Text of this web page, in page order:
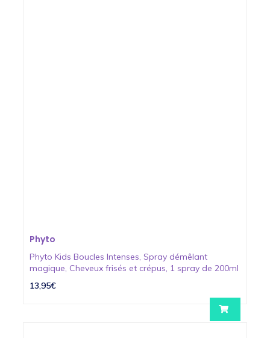
Phyto
Phyto Kids Boucles Intenses, Spray démêlant
magique, Cheveux frisés et crépus, 1 spray de 200ml
13,95€